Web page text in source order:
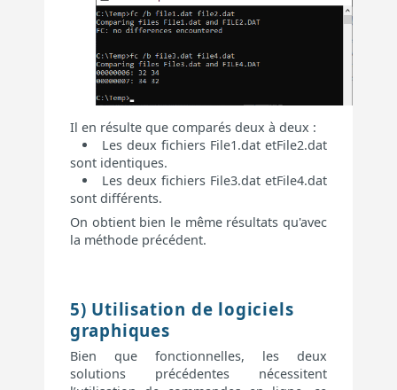
Il en résulte que comparés deux à deux :
Les deux fichiers File1.dat etFile2.dat
sont identiques.
Les deux fichiers File3.dat etFile4.dat
sont différents.
On obtient bien le même résultats qu'avec
la méthode précédent.
5) Utilisation de logiciels
graphiques
Bien que fonctionnelles, les deux
solutions précédentes nécessitent